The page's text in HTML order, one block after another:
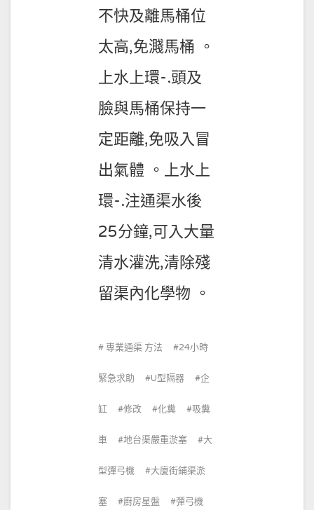
不快及離馬桶位
太高,免濺馬桶 。
上水上環-.頭及
臉與馬桶保持一
定距離,免吸入冒
出氣體 。上水上
環-.注通渠水後
25分鐘,可入大量
清水灌洗,清除殘
留渠內化學物 。
專業通渠 方法 24小時
緊急求助 U型隔器 企
缸 修改 化糞 吸糞
車 地台渠嚴重淤塞 大
型彈弓機 大廈街鋪渠淤
塞 廚房星盤 彈弓機